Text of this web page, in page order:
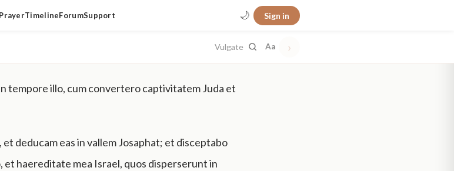
PrayerTimelineForumSupport 🌙 Sign in
Vulgate Aa ›
tempore illo, cum convertero captivitatem Juda et
deducam eas in vallem Josaphat; et disceptabo
et haereditate mea Israel, quos disperserunt in